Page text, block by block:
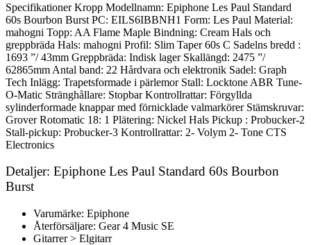
Specifikationer Kropp Modellnamn: Epiphone Les Paul Standard
60s Bourbon Burst PC: EILS6IBBNH1 Form: Les Paul Material:
mahogni Topp: AA Flame Maple Bindning: Cream Hals och
greppbräda Hals: mahogni Profil: Slim Taper 60s C Sadelns bredd :
1693 ”/ 43mm Greppbräda: Indisk lager Skallängd: 2475 ”/
62865mm Antal band: 22 Hårdvara och elektronik Sadel: Graph
Tech Inlägg: Trapetsformade i pärlemor Stall: Locktone ABR Tune-
O-Matic Stränghållare: Stopbar Kontrollrattar: Förgyllda
sylinderformade knappar med förnicklade valmarkörer Stämskruvar:
Grover Rotomatic 18: 1 Plätering: Nickel Hals Pickup : Probucker-2
Stall-pickup: Probucker-3 Kontrollrattar: 2- Volym 2- Tone CTS
Electronics
Detaljer: Epiphone Les Paul Standard 60s Bourbon
Burst
Varumärke: Epiphone
Återförsäljare: Gear 4 Music SE
Gitarrer > Elgitarr